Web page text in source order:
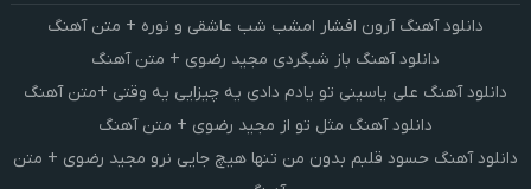
دانلود آهنگ آرون افشار امشب شب عاشقی و نوره + متن آهنگ
دانلود آهنگ باز شبگردی مجید رضوی + متن آهنگ
دانلود آهنگ علی یاسینی تو یادم دادی یه چیزایی یه وقتی +متن آهنگ
دانلود آهنگ مثل تو از مجید رضوی + متن آهنگ
دانلود آهنگ حسود قلبم بدون من تنها هیچ جایی نرو مجید رضوی + متن